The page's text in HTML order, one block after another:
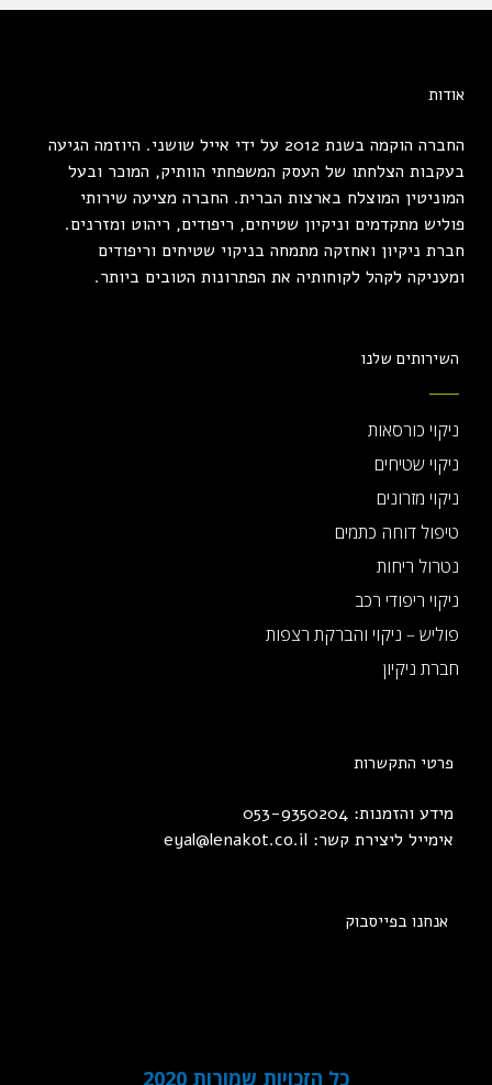
אודות
החברה הוקמה בשנת 2012 על ידי אייל שושני. היוזמה הגיעה
בעקבות הצלחתו של העסק המשפחתי הוותיק, המוכר ובעל
המוניטין המוצלח בארצות הברית. החברה מציעה שירותי
פוליש מתקדמים וניקיון שטיחים, ריפודים, ריהוט ומזרנים.
חברת ניקיון ואחזקה מתמחה בניקוי שטיחים וריפודים
ומעניקה לקהל לקוחותיה את הפתרונות הטובים ביותר.
השירותים שלנו
ניקוי כורסאות
ניקוי שטיחים
ניקוי מזרונים
טיפול דוחה כתמים
נטרול ריחות
ניקוי ריפודי רכב
פוליש – ניקוי והברקת רצפות
חברת ניקיון
פרטי התקשרות
מידע והזמנות: 053-9350204
אימייל ליצירת קשר: eyal@lenakot.co.il
אנחנו בפייסבוק
כל הזכויות שמורות 2020